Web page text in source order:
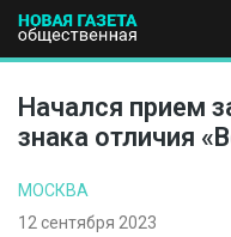
ПОЛИТИКА
Начался прием
знака отличия
МОСКВА
12 сентября 2023